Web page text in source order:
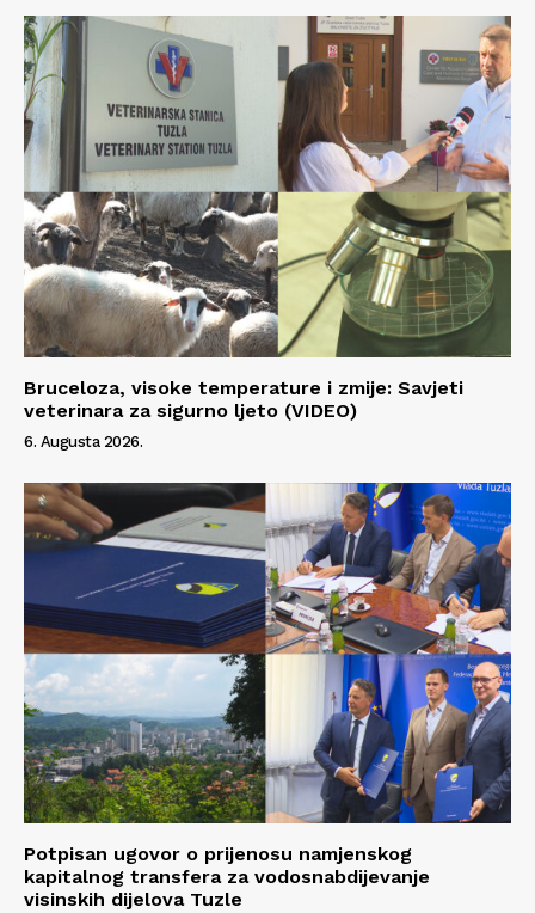
Bruceloza, visoke temperature i zmije: Savjeti
veterinara za sigurno ljeto (VIDEO)
6. Augusta 2026.
Potpisan ugovor o prijenosu namjenskog
kapitalnog transfera za vodosnabdijevanje
visinskih dijelova Tuzle